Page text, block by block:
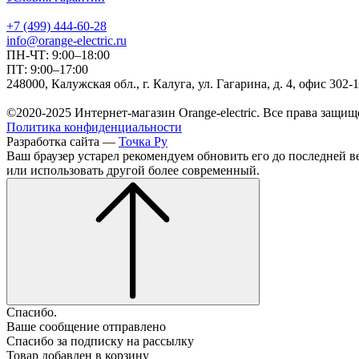
+7 (499) 444-60-28
info@orange-electric.ru
ПН-ЧТ: 9:00–18:00
ПТ: 9:00–17:00
248000, Калужская обл., г. Калуга, ул. Гагарина, д. 4, офис 302-
©2020-2025 Интернет-магазин Orange-electric. Все права
Политика конфиденциальности
Разработка сайта — Точка Ру
Ваш браузер устарел рекомендуем обновить его до последней
или использовать другой более современный.
Спасибо.
Ваше сообщение отправлено
Спасибо за подписку на рассылку
Товар добавлен в корзину